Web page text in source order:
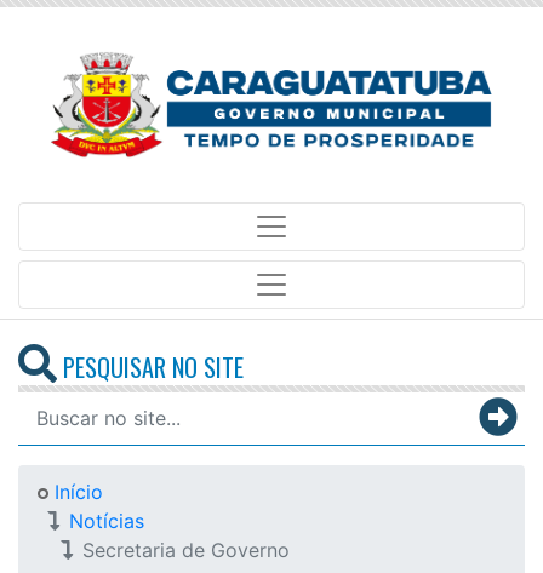
PESQUISAR NO SITE
Início
Notícias
Secretaria de Governo